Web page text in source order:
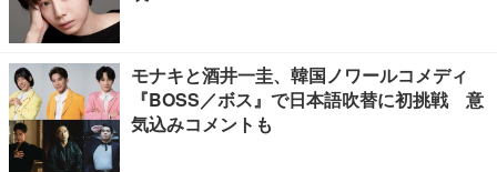
モナキと酒井一圭、韓国ノワールコメディ
『BOSS／ボス』で日本語吹替に初挑戦 意
気込みコメントも